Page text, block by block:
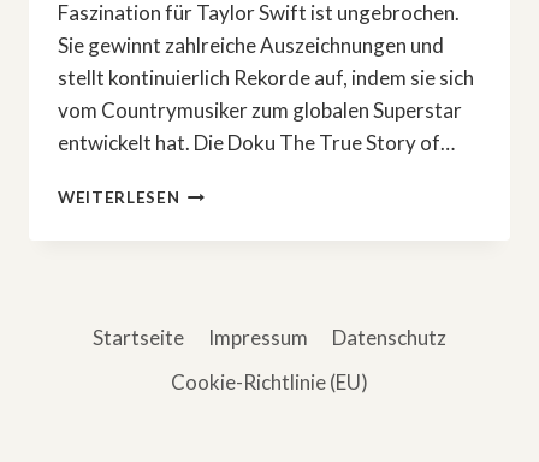
Faszination für Taylor Swift ist ungebrochen.
Sie gewinnt zahlreiche Auszeichnungen und
stellt kontinuierlich Rekorde auf, indem sie sich
vom Countrymusiker zum globalen Superstar
entwickelt hat. Die Doku The True Story of…
WEITERLESEN DAS
VON
Startseite Impressum
Datenschutz
Cookie-Richtlinie (EU)